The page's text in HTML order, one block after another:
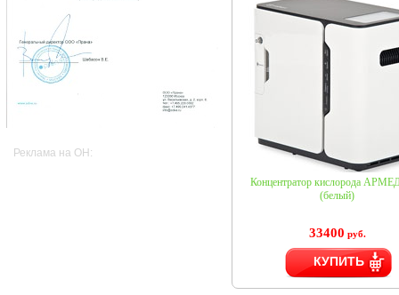
Реклама на OH:
Концентратор кислорода
(белый)
33400 руб.
КУПИТЬ